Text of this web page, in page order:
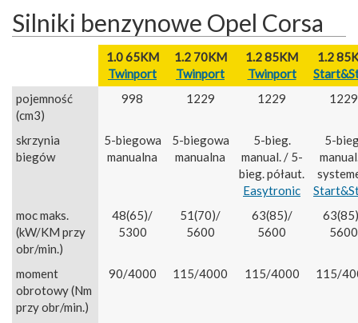
Silniki benzynowe Opel Corsa
1.0 65KM
Twinport
1.2 70KM
Twinport
1.2 85KM
Twinport
1.2
pojemność
(cm3)
998 1229 1229 1229
skrzynia
biegów
5-biegowa
manualna
5-biegowa
manualna
5-bieg.
manual. / 5-
bieg. półaut.
Easytronic
5-
moc maks.
(kW/KM przy
obr/min.)
48(65)/
5300
51(70)/
5600
63(85)/
5600
5600
moment
obrotowy (Nm
przy obr/min.)
90/4000 115/4000 115/4000 115/